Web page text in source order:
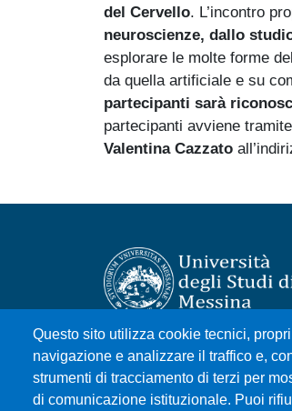
del Cervello. L’incontro
neuroscienze, dallo
esplorare le molte forme
da quella artificiale e su
partecipanti sarà
partecipanti avviene
Valentina Cazzato
Questo sito utilizza cookie tecnici,
navigazione e analizzare il traffico e,
strumenti di tracciamento di terzi per
di comunicazione istituzionale. Puoi
Università degli Studi di
Piazza Pugliatti, 1 - 98122
Cod. Fiscale 80004070837